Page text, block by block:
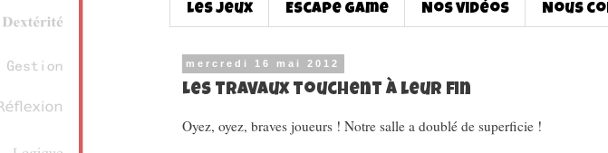
Les jeux Escape game Nos vidéos Nous
mercredi 16 mai 2012
Les travaux touchent à leur fin
Oyez, oyez, braves joueurs ! Notre salle a doublé de superficie !